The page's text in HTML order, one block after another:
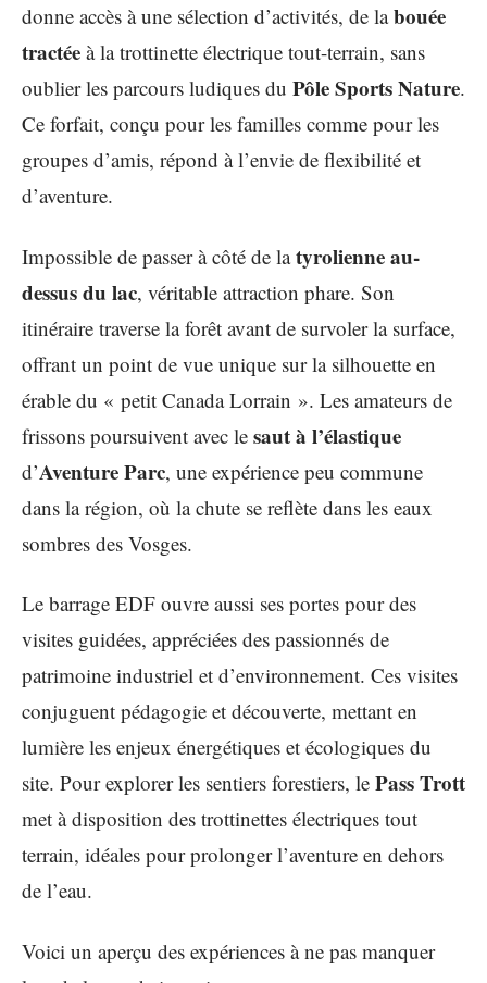
donne accès à une sélection d’activités, de labouée
tractée à la trottinette électrique tout-terrain, sans
oublier les parcours ludiques du Pôle Sports Nature.
Ce forfait, conçu pour les familles comme pour les
groupes d’amis, répond à l’envie de flexibilité et
d’aventure.
Impossible de passer à côté de latyrolienne au-
dessus du lac, véritable attraction phare. Son
itinéraire traverse la forêt avant de survoler la surface,
offrant un point de vue unique sur la silhouette en
érable du « petit Canada Lorrain ». Les amateurs de
frissons poursuivent avec le saut à l’élastique
d’Aventure Parc, une expérience peu commune
dans la région, où la chute se reflète dans les eaux
sombres des Vosges.
Le barrage EDF ouvre aussi ses portes pour des
visites guidées, appréciées des passionnés de
patrimoine industriel et d’environnement. Ces visites
conjuguent pédagogie et découverte, mettant en
lumière les enjeux énergétiques et écologiques du
site. Pour explorer les sentiers forestiers, le Pass Trott
met à disposition des trottinettes électriques tout
terrain, idéales pour prolonger l’aventure en dehors
de l’eau.
Voici un aperçu des expériences à ne pas manquer